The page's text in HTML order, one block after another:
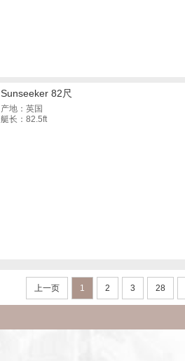
Sunseeker 82尺
产地：英国
艇长：82.5ft
上一页 1 2 3 28